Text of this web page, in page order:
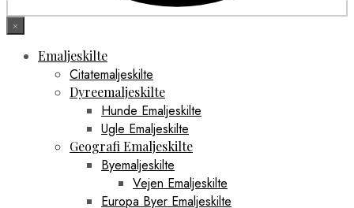
×
Emaljeskilte
Citatemaljeskilte
Dyreemaljeskilte
Hunde Emaljeskilte
Ugle Emaljeskilte
Geografi Emaljeskilte
Byemaljeskilte
Vejen Emaljeskilte
Europa Byer Emaljeskilte